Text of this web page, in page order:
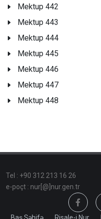
Mektup 442
Mektup 443
Mektup 444
Mektup 445
Mektup 446
Mektup 447
Mektup 448
Tel : +90 312 213 16 26
e-poçt : nur[@]nur.gen.tr
Baş Səhifə Risale-i Nur